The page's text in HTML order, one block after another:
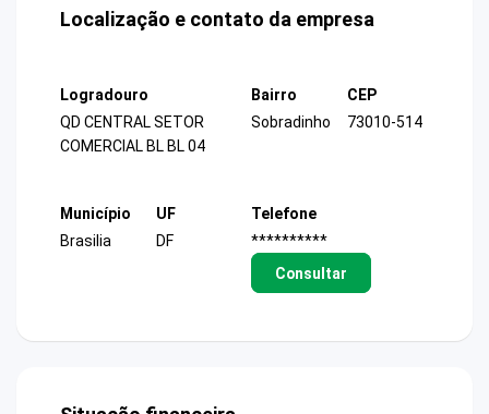
Localização e contato da empresa
Logradouro
QD CENTRAL SETOR
COMERCIAL BL BL 04
Bairro
Sobradinho
CEP
73010-514
Município
Brasilia
UF
DF
Telefone
**********
Consultar